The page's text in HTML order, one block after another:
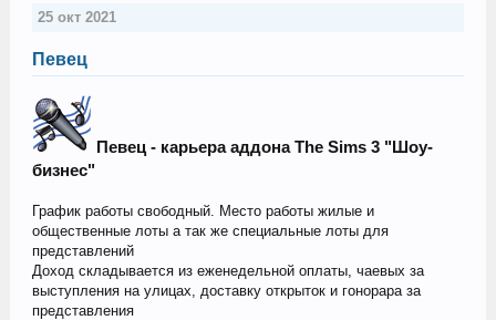
25 окт 2021
Певец
Певец - карьера аддона The Sims 3 "Шоу-
бизнес"
График работы свободный. Место работы жилые и
общественные лоты а так же специальные лоты для
представлений
Доход складывается из еженедельной оплаты, чаевых за
выступления на улицах, доставку открыток и гонорара за
представления